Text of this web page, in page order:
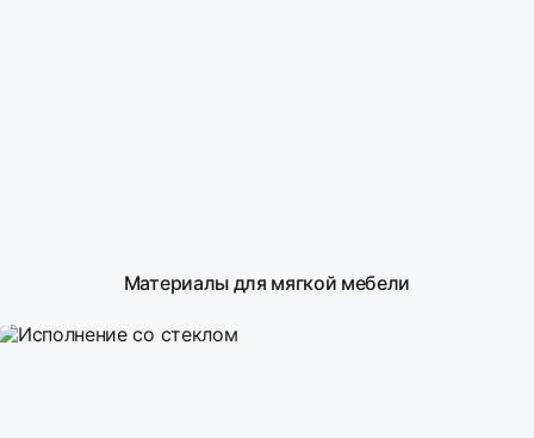
Материалы для мягкой мебели